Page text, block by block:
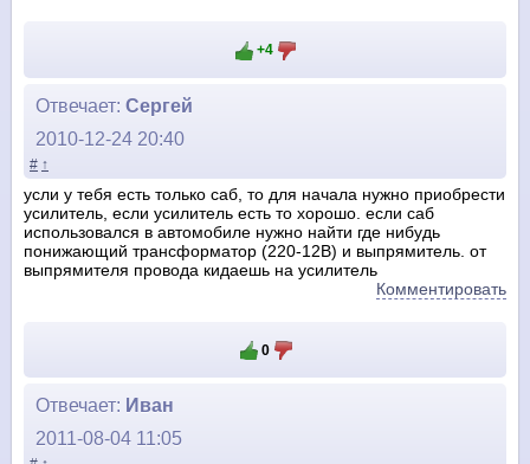
+4
Отвечает: Сергей
2010-12-24 20:40
# ↑
усли у тебя есть только саб, то для начала нужно приобрести
усилитель, если усилитель есть то хорошо. если саб
использовался в автомобиле нужно найти где нибудь
понижающий трансформатор (220-12В) и выпрямитель. от
выпрямителя провода кидаешь на усилитель
Комментировать
0
Отвечает: Иван
2011-08-04 11:05